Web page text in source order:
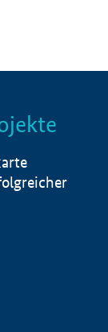
Info